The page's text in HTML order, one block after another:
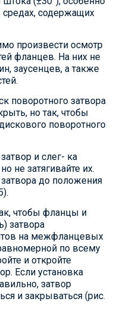
содержащих
произвести осмотр
фланцев. На них не
заусенцев, а также
поворотного затвора
но так, чтобы
поворотного
и слег- ка
не затягивайте их.
до положения
чтобы фланцы и
затвора
на межфланцевых
по всему
и откройте
Если установка
затвор
и закрываться (рис.